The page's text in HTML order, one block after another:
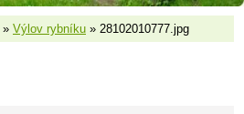
» Výlov rybníku » 28102010777.jpg